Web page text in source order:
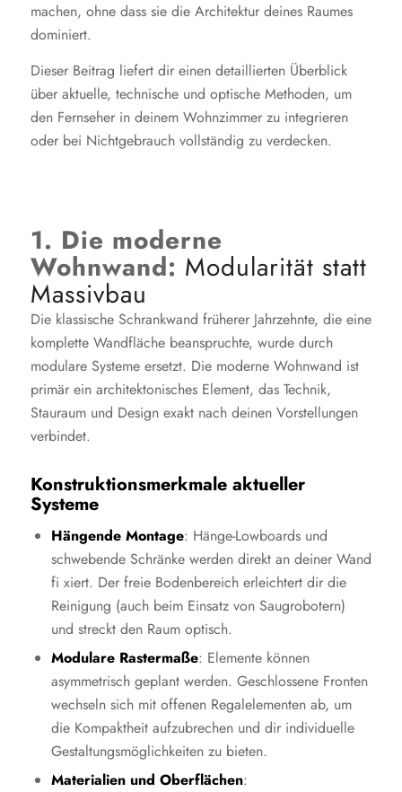
machen, ohne dass sie die Architektur deines Raumes
dominiert.
Dieser Beitrag liefert dir einen detaillierten Überblick
über aktuelle, technische und optische Methoden, um
den Fernseher in deinem Wohnzimmer zu integrieren
oder bei Nichtgebrauch vollständig zu verdecken.
1. Die moderne
Wohnwand: Modularität statt
Massivbau
Die klassische Schrankwand früherer Jahrzehnte, die eine
komplette Wandfläche beanspruchte, wurde durch
modulare Systeme ersetzt. Die moderne Wohnwand ist
primär ein architektonisches Element, das Technik,
Stauraum und Design exakt nach deinen Vorstellungen
verbindet.
Konstruktionsmerkmale aktueller
Systeme
Hängende Montage: Hänge-Lowboards und
schwebende Schränke werden direkt an deiner Wand
fi xiert. Der freie Bodenbereich erleichtert dir die
Reinigung (auch beim Einsatz von Saugrobotern)
und streckt den Raum optisch.
Modulare Rastermaße: Elemente können
asymmetrisch geplant werden. Geschlossene Fronten
wechseln sich mit offenen Regalelementen ab, um
die Kompaktheit aufzubrechen und dir individuelle
Gestaltungsmöglichkeiten zu bieten.
Materialien und Oberflächen: